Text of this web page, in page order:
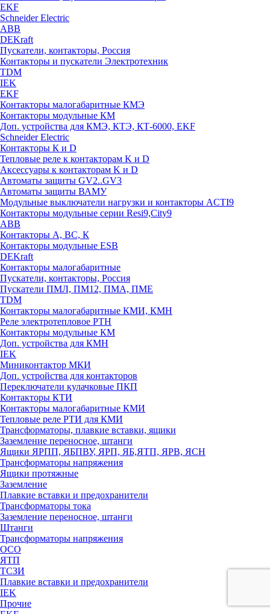
EKF
Schneider Electric
ABB
DEKraft
Пускатели, контакторы, Россия
Контакторы и пускатели Электротехник
TDM
IEK
EKF
Контакторы малогабаритные КМЭ
Контакторы модульные КМ
Доп. устройства для КМЭ, КТЭ, КТ-6000, EKF
Schneider Electric
Контакторы К и D
Тепловые реле к контакторам K и D
Аксессуары к контакторам K и D
Автоматы защиты GV2..GV3
Автоматы защиты ВАМУ
Модульные выключатели нагрузки и контакторы ACTI9
Контакторы модульные серии Resi9,City9
ABB
Контакторы А, ВС, К
Контакторы модульные ESB
DEKraft
Контакторы малогабаритные
Пускатели, контакторы, Россия
Пускатели ПМЛ, ПМ12, ПМА, ПМЕ
TDM
Контакторы малогабаритные КМИ, КМН
Реле электротепловое РТН
Контакторы модульные КМ
Доп. устройства для КМН
IEK
Миниконтактор МКИ
Доп. устройства для контакторов
Переключатели кулачковые ПКП
Контакторы КТИ
Контакторы малогабаритные КМИ
Тепловые реле РTИ для КМИ
Трансформаторы, плавкие вставки, ящики
Заземление переносное, штанги
Ящики ЯРПП, ЯБПВУ, ЯРП, ЯБ,ЯТП, ЯРВ, ЯСН
Трансформаторы напряжения
Ящики протяжные
Заземление
Плавкие вставки и предохранители
Трансформаторы тока
Заземление переносное, штанги
Штанги
Трансформаторы напряжения
ОСО
ЯТП
ТСЗИ
Плавкие вставки и предохранители
IEK
Прочие